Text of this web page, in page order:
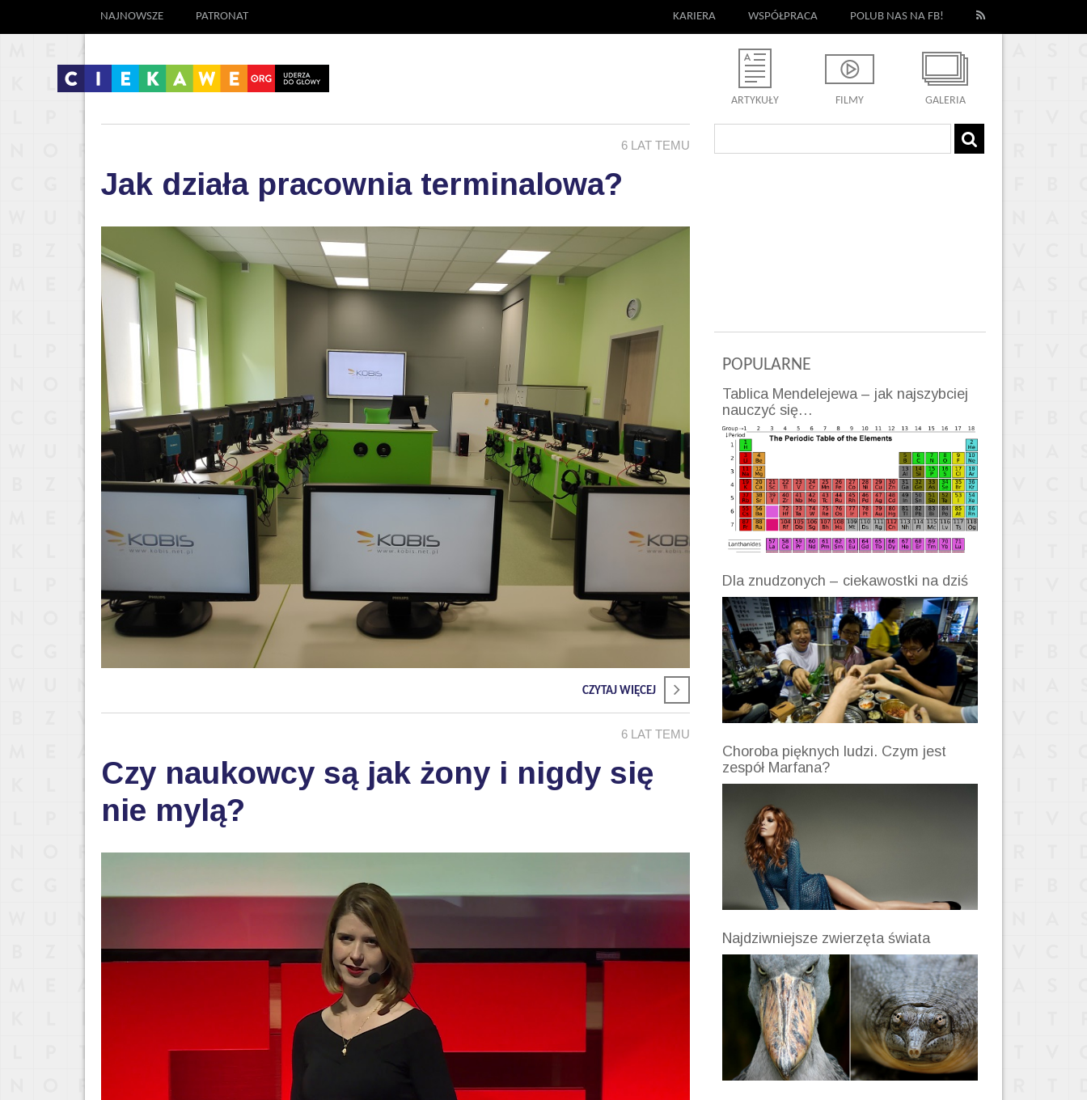
NAJNOWSZE PATRONAT KARIERA WSPÓŁPRACA POLUB NAS NA FB!
ARTYKUŁY FILMY GALERIA
6 LAT TEMU
Jak działa pracownia terminalowa?
CZYTAJ WIĘCEJ
6 LAT TEMU
Czy naukowcy są jak żony i nigdy się
nie mylą?
POPULARNE
Tablica Mendelejewa – jak najszybciej
nauczyć się…
Dla znudzonych – ciekawostki na dziś
Choroba pięknych ludzi. Czym jest
zespół Marfana?
Najdziwniejsze zwierzęta świata